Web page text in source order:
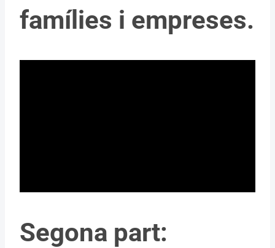
famílies i empreses.
Segona part: